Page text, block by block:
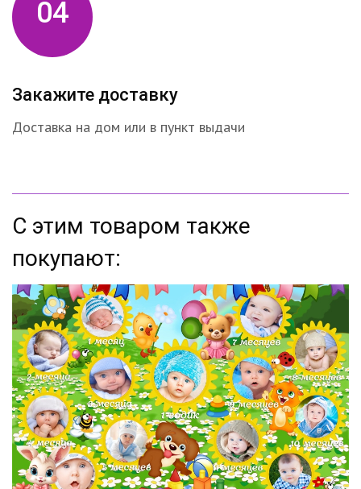
04
Закажите доставку
Доставка на дом или в пункт выдачи
С этим товаром также
покупают: